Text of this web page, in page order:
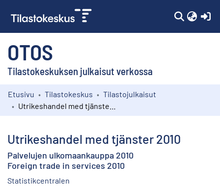
OTOS
Tilastokeskuksen julkaisut verkossa
Kokoelmat
Etusivu Tilastokeskus
Tilastojulkaisut
Utrikeshandel med tjänster 2010
Palvelujen ulkomaankauppa 2010
Foreign trade in services 2010
Statistikcentralen